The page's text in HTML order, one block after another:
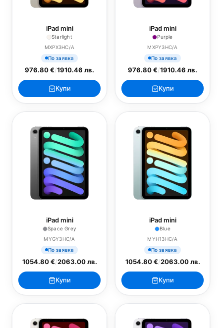
iPad mini
Starlight
MXPX3HC/A
По заявка
976.80 €/1910.46 лв.
Купи
iPad mini
Purple
MXPY3HC/A
По заявка
976.80 €/1910.46 лв.
Купи
iPad mini
Space Grey
MYGY3HC/A
По заявка
1054.80 €/2063.00 лв.
Купи
iPad mini
Blue
MYH13HC/A
По заявка
1054.80 €/2063.00 лв.
Купи